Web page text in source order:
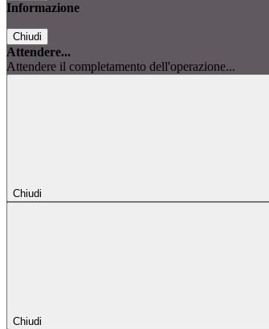
Informazione
Chiudi
Attendere...
Attendere il completamento dell'operazione...
Chiudi
Chiudi